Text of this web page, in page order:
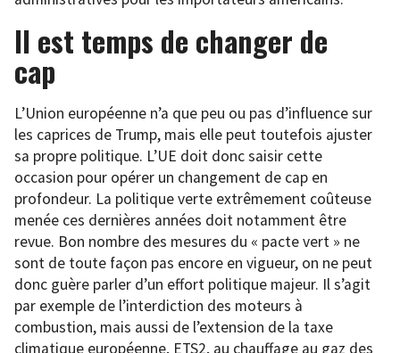
Il est temps de changer de
cap
L’Union européenne n’a que peu ou pas d’influence sur
les caprices de Trump, mais elle peut toutefois ajuster
sa propre politique. L’UE doit donc saisir cette
occasion pour opérer un changement de cap en
profondeur. La politique verte extrêmement coûteuse
menée ces dernières années doit notamment être
revue. Bon nombre des mesures du « pacte vert » ne
sont de toute façon pas encore en vigueur, on ne peut
donc guère parler d’un effort politique majeur. Il s’agit
par exemple de l’interdiction des moteurs à
combustion, mais aussi de l’extension de la taxe
climatique européenne, ETS2, au chauffage au gaz des